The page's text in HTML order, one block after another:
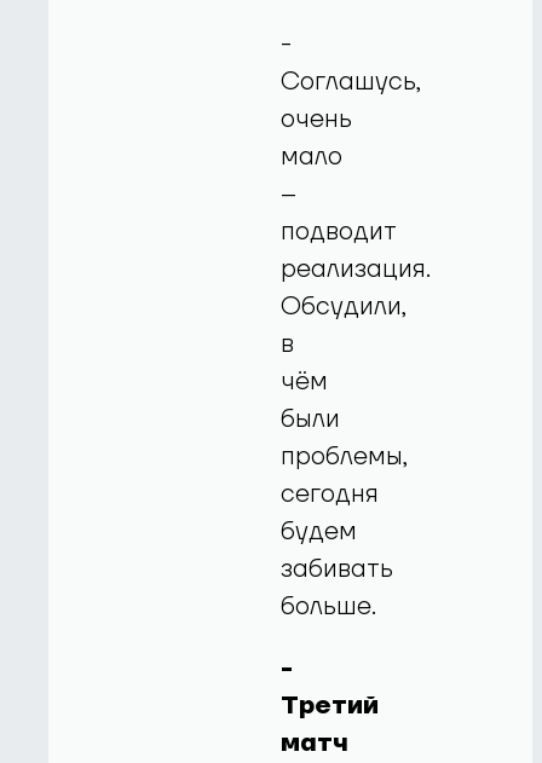
-
Соглашусь,
очень
мало
–
подводит
реализация.
Обсудили,
в
чём
были
проблемы,
сегодня
будем
забивать
больше.
-
Третий
матч